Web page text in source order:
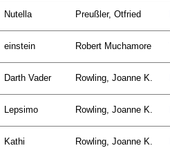
Nutella Preußler, Otfried
einstein Robert Muchamore
Darth Vader Rowling, Joanne K.
Lepsimo Rowling, Joanne K.
Kathi Rowling, Joanne K.